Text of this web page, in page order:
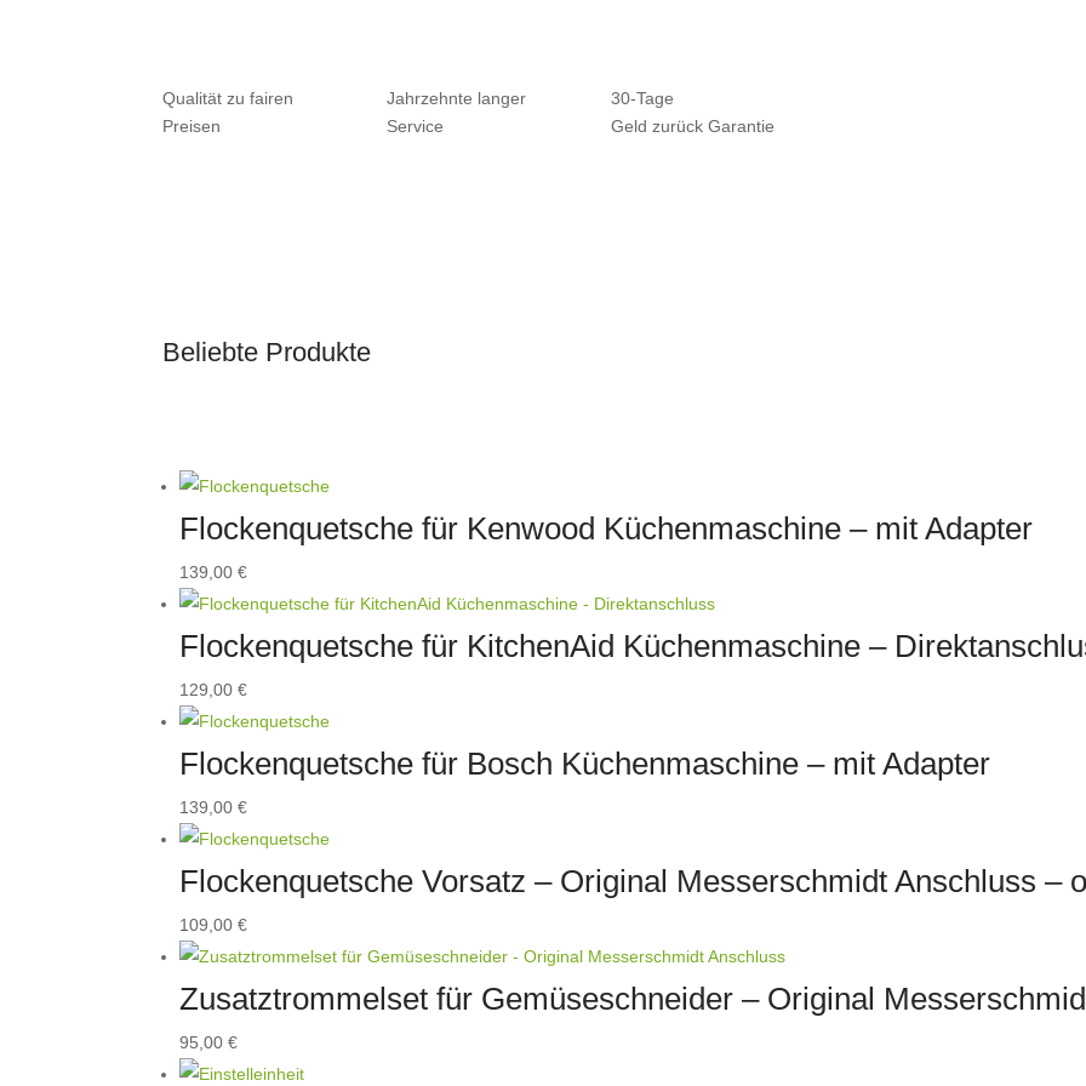
Qualität zu fairen
Preisen
Jahrzehnte langer
Service
30-Tage
Geld zurück Garantie
Beliebte Produkte
Flockenquetsche für Kenwood Küchenmaschine – mit Adapter
139,00€
Flockenquetsche für KitchenAid Küchenmaschine –
129,00€
Flockenquetsche für Bosch Küchenmaschine – mit Adapter
139,00€
Flockenquetsche Vorsatz – Original Messerschmidt Anschluss –
109,00€
Zusatztrommelset für Gemüseschneider – Original
95,00€